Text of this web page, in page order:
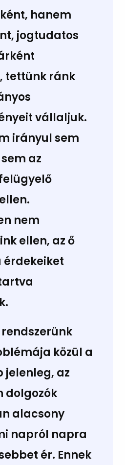
hanem
jogtudatos
tettünk ránk
vállaljuk.
irányul sem
az
nem
ellen, az ő
érdekeiket
közül a
jelenleg, az
dolgozók
alacsony
napról napra
ér. Ennek